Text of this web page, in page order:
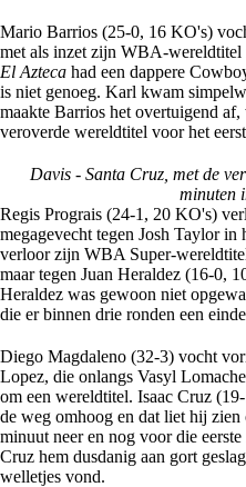
Mario Barrios (25-0, 16 KO's)
met als inzet zijn WBA-
El Azteca had een dappere
is niet genoeg. Karl kwam
maakte Barrios het overtuigend
veroverde wereldtitel voor het
Davis - Santa Cruz, met de
minuten
Regis Prograis (24-1, 20 KO's)
megagevecht tegen Josh Taylor in
verloor zijn WBA Super-
maar tegen Juan Heraldez (16-0,
Heraldez was gewoon niet
die er binnen drie ronden een
Diego Magdaleno (32-3) vocht
Lopez, die onlangs Vasyl
om een wereldtitel. Isaac Cruz
de weg omhoog en dat liet hij
minuut neer en nog voor die
Cruz hem dusdanig aan gort
welletjes vond.